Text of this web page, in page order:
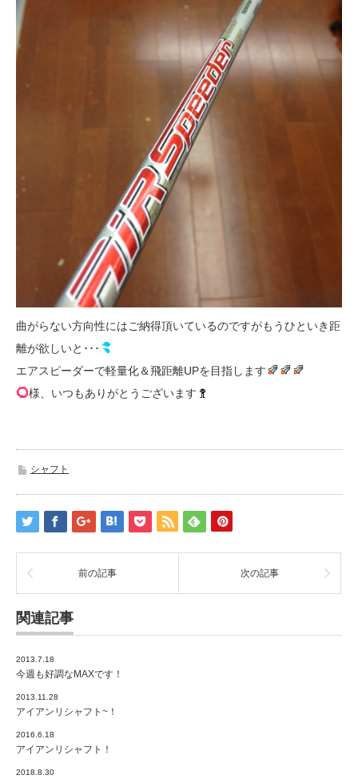
曲がらない方向性にはご納得頂いているのですがもうひといき距
離が欲しいと･･･
エアスピーダーで軽量化＆飛距離UPを目指します
様、いつもありがとうございます
シャフト
前の記事 次の記事
関連記事
2013.7.18
今週も好調なMAXです！
2013.11.28
アイアンリシャフト~！
2016.6.18
アイアンリシャフト！
2018.8.30